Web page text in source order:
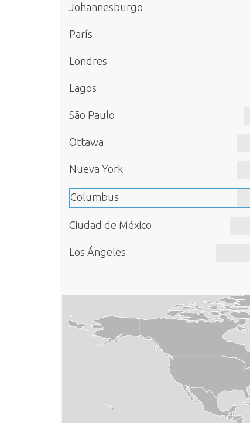
Johannesburgo
París
Londres
Lagos
São Paulo
Ottawa
Nueva York
Columbus
Ciudad de México
Los Ángeles